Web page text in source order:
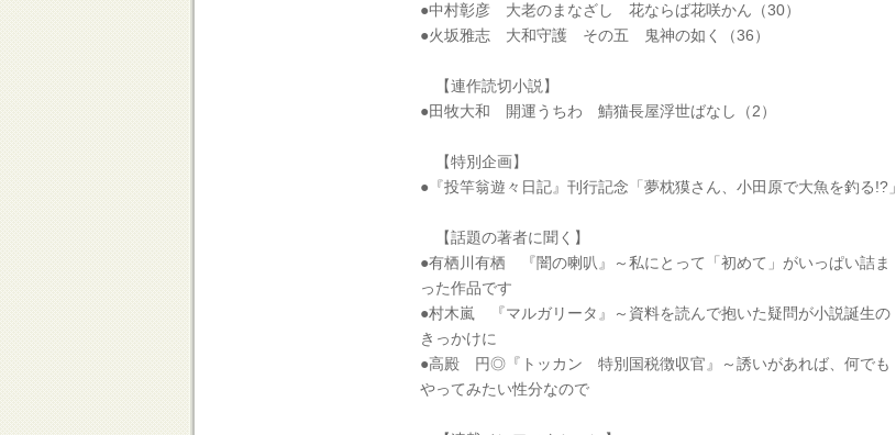
●中村彰彦 大老のまなざし 花ならば花咲かん（30）
●火坂雅志 大和守護 その五 鬼神の如く（36）
【連作読切小説】
●田牧大和 開運うちわ 鯖猫長屋浮世ばなし（2）
【特別企画】
●『投竿翁遊々日記』刊行記念「夢枕獏さん、小田原で大魚を釣る!?」
【話題の著者に聞く】
●有栖川有栖 『闇の喇叭』～私にとって「初めて」がいっぱい詰ま
った作品です
●村木嵐 『マルガリータ』～資料を読んで抱いた疑問が小説誕生の
きっかけに
●高殿 円◎『トッカン 特別国税徴収官』～誘いがあれば、何でも
やってみたい性分なので